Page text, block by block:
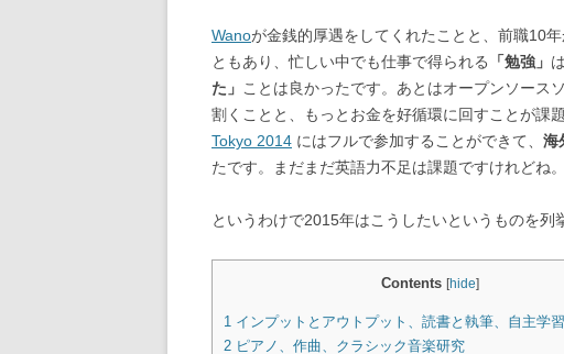
Wanoが金銭的厚遇をしてくれたことと、前職10
ともあり、忙しい中でも仕事で得られる
「勉強」
た」 ことは良かったです。あとはオープンソース
割くことと、もっとお金を好循環に回すことが課
Tokyo 2014 にはフルで参加することができて、 海
たです。まだまだ英語力不足は課題ですけれどね
というわけで2015年はこうしたいというものを列
Contents [hide]
1 インプットとアウトプット、読書と執筆、自主学
2 ピアノ、作曲、クラシック音楽研究